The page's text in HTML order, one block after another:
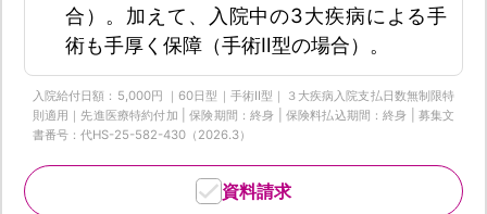
合）。加えて、入院中の3大疾病による手
術も手厚く保障（手術Ⅱ型の場合）。
入院給付日額：5,000円 ｜60日型｜手術Ⅱ型｜３大疾病入院支払日数無制限特
則適用｜先進医療特約付加 | 保険期間：終身 | 保険料払込期間：終身 | 募集文
書番号：代HS-25-582-430（2026.3）
資料請求